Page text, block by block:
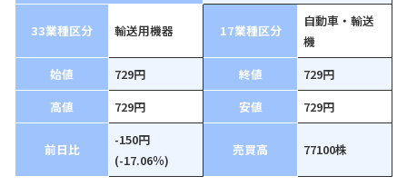
33業種区分 輸送用機器 17業種区分
自動車・輸送
機
始値
729円 終値
729円
高値
729円 安値 729円
前日比
-150円
(-17.06％)
売買高 77100株